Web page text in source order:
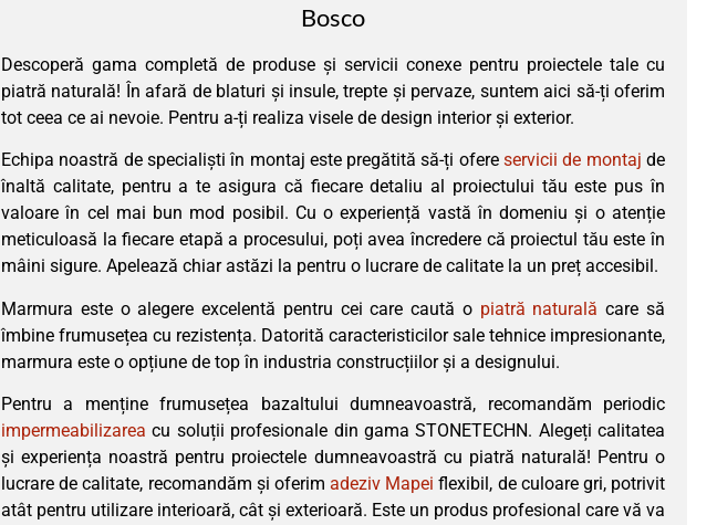
Bosco
Descoperă gama completă de produse și servicii conexe pentru proiectele tale cu
piatră naturală! În afară de blaturi și insule, trepte și pervaze, suntem aici să-ți oferim
tot ceea ce ai nevoie. Pentru a-ți realiza visele de design interior și exterior.
Echipa noastră de specialiști în montaj este pregătită să-ți ofereservicii de montaj de
înaltă calitate, pentru a te asigura că fiecare detaliu al proiectului tău este pus în
valoare în cel mai bun mod posibil. Cu o experiență vastă în domeniu și o atenție
meticuloasă la fiecare etapă a procesului, poți avea încredere că proiectul tău este în
mâini sigure. Apelează chiar astăzi la pentru o lucrare de calitate la un preț accesibil.
Marmura este o alegere excelentă pentru cei care caută o piatră naturală care să
îmbine frumusețea cu rezistența. Datorită caracteristicilor sale tehnice impresionante,
marmura este o opțiune de top în industria construcțiilor și a designului.
Pentru a menține frumusețea bazaltului dumneavoastră, recomandăm periodic
impermeabilizarea cu soluții profesionale din gama STONETECHN. Alegeți calitatea
și experiența noastră pentru proiectele dumneavoastră cu piatră naturală! Pentru o
lucrare de calitate, recomandăm și oferim adeziv Mapei flexibil, de culoare gri, potrivit
atât pentru utilizare interioară, cât și exterioară. Este un produs profesional care vă va